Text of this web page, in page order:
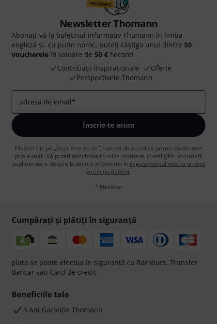
Newsletter Thomann
Abonați-vă la buletinul informativ Thomann în limba
engleză și, cu puțin noroc, puteți câștiga unul dintre 50
voucherele în valoare de 50 € fiecare!
Contribuții inspiraționale
Oferte
Perspectivele Thomann
adresă de email*
Înscrie-te acum
Făcând clic pe „Înscrie-te acum”, sunteți de acord să primiți publicitate
prin e-mail. Vă puteți dezabona în orice moment. Puteți găsi informații
suplimentare despre buletinul informativ în regulamentul nostru privind
protecția datelor.
* Necesar
Cumpărați și plătiți în siguranță
plata se poate efectua în siguranță cu Ramburs, Transfer
Bancar sau Card de credit.
Beneficiile tale
3 Ani Garanție Thomann